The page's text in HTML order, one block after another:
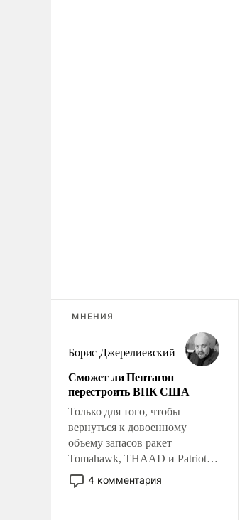
МНЕНИЯ
Борис Джерелиевский
Сможет ли Пентагон
перестроить ВПК США
Только для того, чтобы
вернуться к довоенному
объему запасов ракет
Tomahawk, THAAD и Patriot
США потребуется более трех
лет. Даже небольшая война с
4 комментария